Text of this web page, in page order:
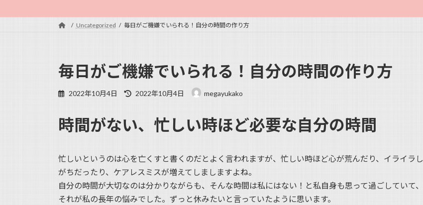
Uncategorized 毎日がご機嫌でいられる！自分の時間の作り方
毎日がご機嫌でいられる！自分の時間の作り方
2022年10月4日
最
新
日
2022年10月4日 megayukako
時間がない、忙しい時ほど必要な自分の時間
忙しいというのは心を亡くすと書くのだとよく言われますが、忙しい時ほど心が荒んだり、イライラし
がちだったり、ケアレスミスが増えてしましますよね。
自分の時間が大切なのは分かりながらも、そんな時間は私にはない！と私自身も思って過ごしていて、
それが私の長年の悩みでした。ずっと休みたいと言っていたように思います。